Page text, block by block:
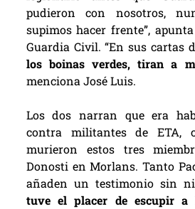
pudieron con nosotros,
supimos hacer frente”,
Guardia Civil. “En sus cartas
los boinas verdes, tiran a
menciona José Luis.
Los dos narran que era
contra militantes de ETA,
murieron estos tres
Donosti en Morlans. Tanto
añaden un testimonio sin
tuve el placer de escupir